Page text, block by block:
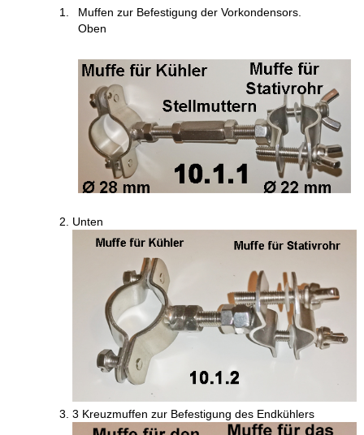
Muffen zur Befestigung der Vorkondensors.
Oben
Unten
3 Kreuzmuffen zur Befestigung des Endkühlers